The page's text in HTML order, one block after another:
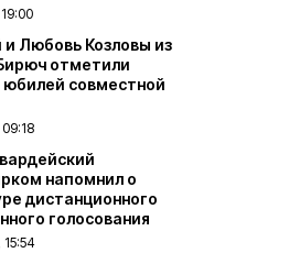
и Любовь Козловы из
отметили
юбилей совместной
09:18
напомнил о
дистанционного
голосования
15:54